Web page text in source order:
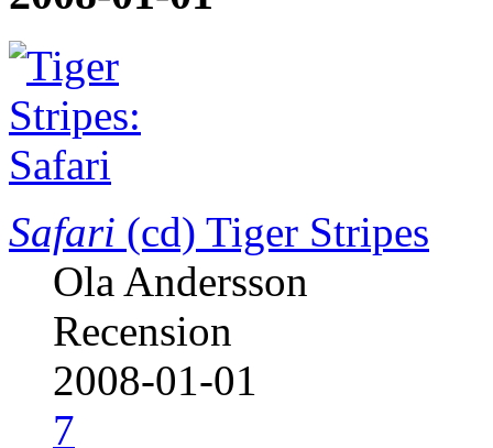
Safari (cd) Tiger Stripes
Ola Andersson
Recension
2008-01-01
7